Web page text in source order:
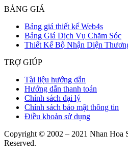
BẢNG GIÁ
Bảng giá thiết kế Web4s
Bảng Giá Dịch Vụ Chăm Sóc
Thiết Kế Bộ Nhận Diện
TRỢ GIÚP
Tài liệu hướng dẫn
Hướng dẫn thanh toán
Chính sách đại lý
Chính sách bảo mật thông tin
Điều khoản sử dụng
Copyright © 2002 – 2021 Nhan Hoa
Reserved.